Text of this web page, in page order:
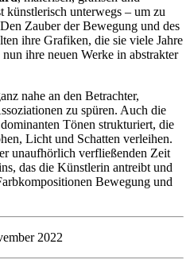
künstlerisch unterwegs – um zu
Zauber der Bewegung und des
ihre Grafiken, die sie viele Jahre
ihre neuen Werke in abstrakter
nahe an den Betrachter,
zu spüren. Auch die
Tönen strukturiert, die
Licht und Schatten verleihen.
unaufhörlich verfließenden Zeit
das die Künstlerin antreibt und
Bewegung und
2022